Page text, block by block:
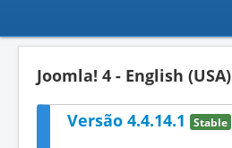
Joomla! 4 - English (USA)
Versão 4.4.14.1 Stable